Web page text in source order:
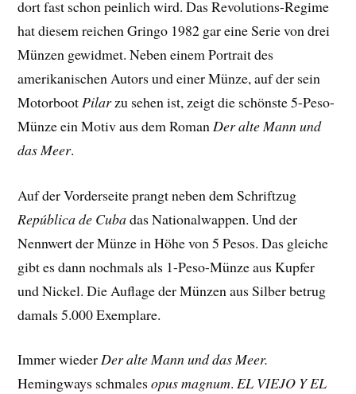
dort fast schon peinlich wird. Das Revolutions-Regime
hat diesem reichen Gringo 1982 gar eine Serie von drei
Münzen gewidmet. Neben einem Portrait des
amerikanischen Autors und einer Münze, auf der sein
Motorboot Pilarzu sehen ist, zeigt die schönste 5-Peso-
Münze ein Motiv aus dem Roman Der alte Mann und
das Meer.
Auf der Vorderseite prangt neben dem Schriftzug
República de Cubadas Nationalwappen. Und der
Nennwert der Münze in Höhe von 5 Pesos. Das gleiche
gibt es dann nochmals als 1-Peso-Münze aus Kupfer
und Nickel. Die Auflage der Münzen aus Silber betrug
damals 5.000 Exemplare.
Immer wiederDer alte Mann und das Meer.
Hemingways schmalesopus magnum.EL VIEJO Y EL